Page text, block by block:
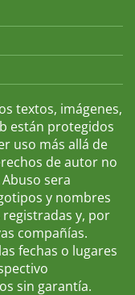
textos, imágenes,
están protegidos
uso más allá de
de autor no
sera
y nombres
y, por
compañías.
fechas o lugares
sin garantía.